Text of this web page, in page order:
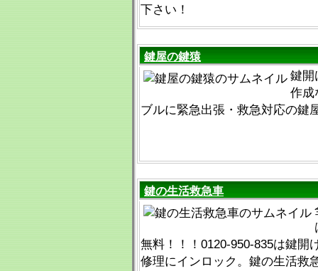
下さい！
鍵屋の鍵猿
鍵開
作成
ブルに緊急出張・救急対応の鍵
鍵の生活救急車
無料！！！0120-950-835は鍵開
修理にインロック。鍵の生活救